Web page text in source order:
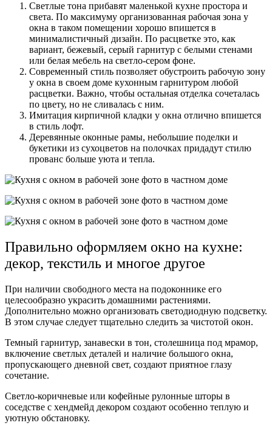
Светлые тона прибавят маленькой кухне простора и
света. По максимуму организованная рабочая зона у
окна в таком помещении хорошо впишется в
минималистичный дизайн. По расцветке это, как
вариант, бежевый, серый гарнитур с белыми стенами
или белая мебель на светло-сером фоне.
Современный стиль позволяет обустроить рабочую зону
у окна в своем доме кухонным гарнитуром любой
расцветки. Важно, чтобы остальная отделка сочеталась
по цвету, но не сливалась с ним.
Имитация кирпичной кладки у окна отлично впишется
в стиль лофт.
Деревянные оконные рамы, небольшие поделки и
букетики из сухоцветов на полочках придадут стилю
прованс больше уюта и тепла.
Правильно оформляем окно на кухне:
декор, текстиль и многое другое
При наличии свободного места на подоконнике его
целесообразно украсить домашними растениями.
Дополнительно можно организовать светодиодную подсветку.
В этом случае следует тщательно следить за чистотой окон.
Темный гарнитур, занавески в тон, столешница под мрамор,
включение светлых деталей и наличие большого окна,
пропускающего дневной свет, создают приятное глазу
сочетание.
Светло-коричневые или кофейные рулонные шторы в
соседстве с хендмейд декором создают особенно теплую и
уютную обстановку.